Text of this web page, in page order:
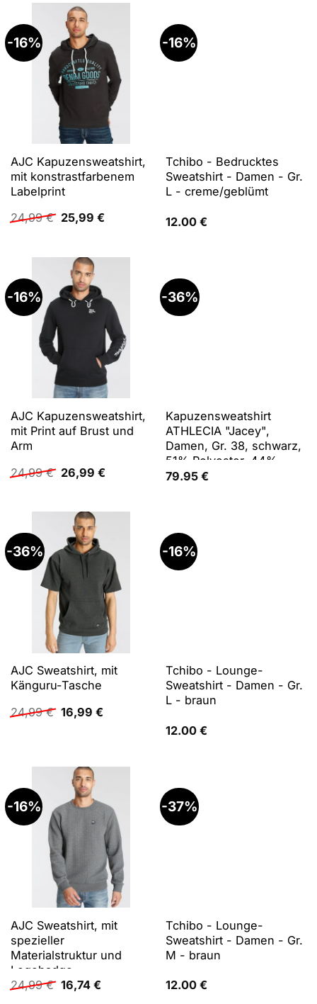
-16%
AJC Kapuzensweatshirt,
mit konstrastfarbenem
Labelprint
24,99€ Ursprünglicher
Preis
25,99 €Aktueller
-16%
Tchibo - Bedrucktes
Sweatshirt - Damen - Gr.
L - creme/geblümt
12.00 €
-16%
AJC Kapuzensweatshirt,
mit Print auf Brust und
Arm
24,99€ Ursprünglicher
Preis
26,99 €Aktueller
-36%
Kapuzensweatshirt
ATHLECIA "Jacey",
Damen, Gr. 38, schwarz,
51% Polyester, 44%
Modal, 5% Elasthan,
mit Kapuze
79.95 €
-36%
AJC Sweatshirt, mit
Känguru-Tasche
24,99€ Ursprünglicher
Preis
16,99 €Aktueller
-16%
Tchibo - Lounge-
Sweatshirt - Damen - Gr.
L - braun
12.00 €
-16%
AJC Sweatshirt, mit
spezieller
Materialstruktur und
Logobadge
24,99€ Ursprünglicher
Preis
16,74 €Aktueller
-37%
Tchibo - Lounge-
Sweatshirt - Damen - Gr.
M - braun
12.00 €